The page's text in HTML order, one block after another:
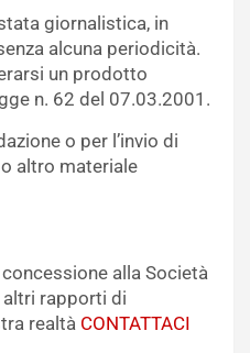
giornalistica, in
alcuna periodicità.
un prodotto
n. 62 del 07.03.2001.
o per l’invio di
altro materiale
alla Società
altri rapporti di
realtà CONTATTACI